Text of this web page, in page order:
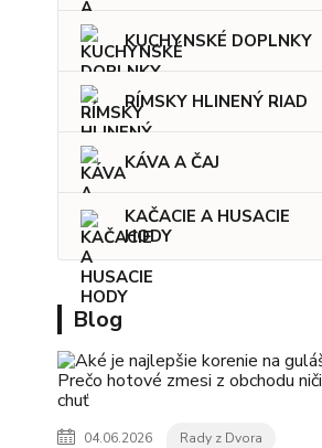
KUCHYNSKÉ DOPLNKY
RÍMSKY HLINENÝ RIAD
KÁVA A ČAJ
KAČACIE A HUSACIE
HODY
Blog
04.06.2026 Rady z Dvora